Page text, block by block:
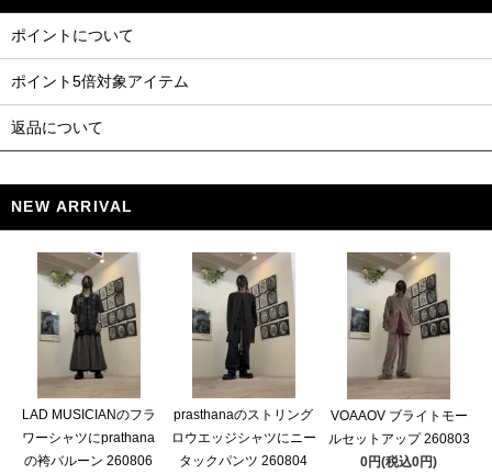
ポイントについて
ポイント5倍対象アイテム
返品について
NEW ARRIVAL
LAD MUSICIANのフラ
ワーシャツにprathana
の袴バルーン 260806
prasthanaのストリング
ロウエッジシャツにニー
タックパンツ 260804
VOAAOV ブライトモー
ルセットアップ 260803
0円(税込0円)